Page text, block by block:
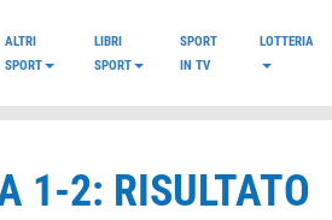
ALTRI
SPORT
LIBRI
SPORT
SPORT
IN TV
LOTTERIA
1-2: RISULTATO